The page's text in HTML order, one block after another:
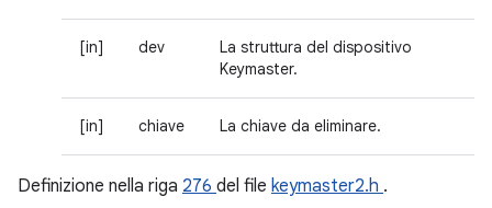
[in] dev
La struttura del dispositivo
Keymaster.
[in] chiave La chiave da eliminare.
Definizione nella riga 276 del file keymaster2.h .